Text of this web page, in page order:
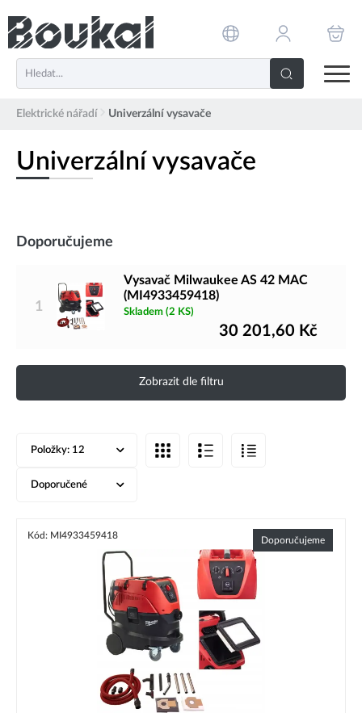
Elektrické nářadí Univerzální vysavače
Univerzální vysavače
Doporučujeme
1
Vysavač Milwaukee AS 42 MAC
(MI4933459418)
Skladem (2 KS)
30 201,60 Kč
Zobrazit dle filtru
Položky: 12
Doporučené
Kód: MI4933459418 Doporučujeme